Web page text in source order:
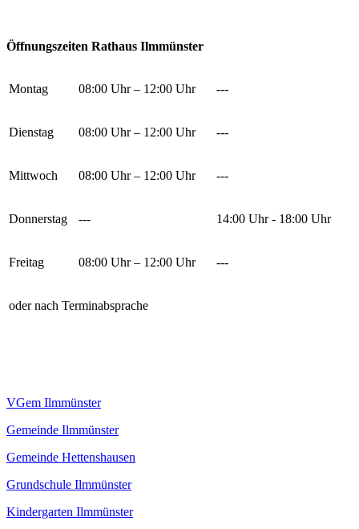
Öffnungszeiten Rathaus Ilmmünster
Montag 08:00 Uhr – 12:00 Uhr ---
Dienstag 08:00 Uhr – 12:00 Uhr ---
Mittwoch 08:00 Uhr – 12:00 Uhr ---
Donnerstag --- 14:00 Uhr - 18:00 Uhr
Freitag 08:00 Uhr – 12:00 Uhr ---
oder nach Terminabsprache
VGem Ilmmünster
Gemeinde Ilmmünster
Gemeinde Hettenshausen
Grundschule Ilmmünster
Kindergarten Ilmmünster